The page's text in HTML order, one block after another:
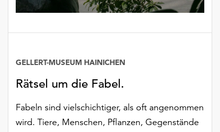
Rätsel um die Fabel.
GELLERT-MUSEUM HAINICHEN
Fabeln sind vielschichtiger, als oft angenommen
wird. Tiere, Menschen, Pflanzen, Gegenstände